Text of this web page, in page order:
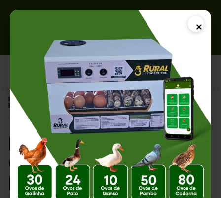
×
Página Inicial |
Energia Solar para Chocadeiras: Vale a Pena em 2026?
Energia Solar para
Chocadeiras: Vale a
Pena em 2026?